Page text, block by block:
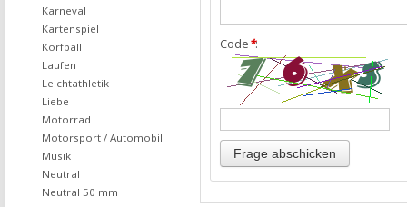
Code*:
Karneval
Kartenspiel
Korfball
Laufen
Leichtathletik
Liebe
Motorrad
Motorsport / Automobil
Musik
Neutral
Neutral 50 mm